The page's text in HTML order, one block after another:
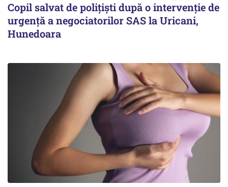
Copil salvat de polițiști după o intervenție de
urgență a negociatorilor SAS la Uricani,
Hunedoara